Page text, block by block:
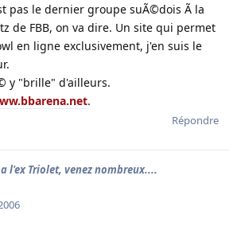
pas le dernier groupe suÃ©dois Ã la
de FBB, on va dire. Un site qui permet
en ligne exclusivement, j'en suis le
y "brille" d'ailleurs.
.
Répondre
l'ex Triolet, venez nombreux....